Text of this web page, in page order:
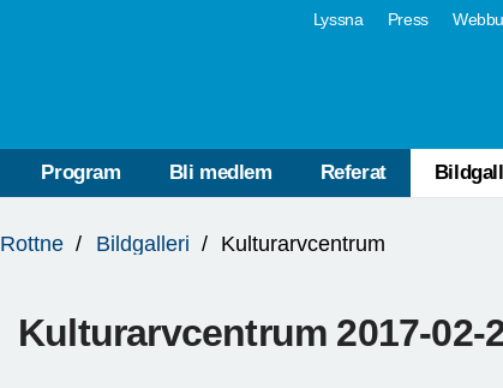
Lyssna Press
Program Bli medlem Referat
Rottne Bildgalleri Kulturarvcentrum
Kulturarvcentrum 2017-02-